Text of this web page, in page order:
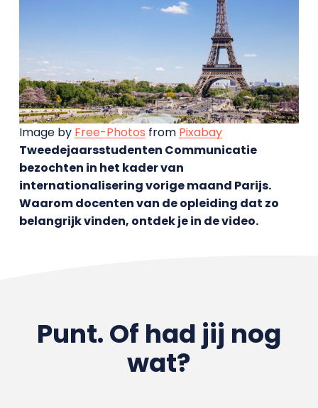
Image by Free-Photos from Pixabay
Tweedejaarsstudenten Communicatie
bezochten in het kader van
internationalisering vorige maand Parijs.
Waarom docenten van de opleiding dat zo
belangrijk vinden, ontdek je in de video.
Punt. Of had jij nog
wat?